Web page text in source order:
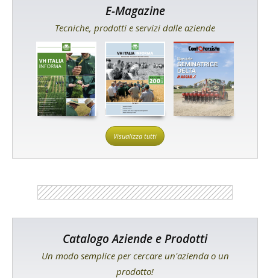
E-Magazine
Tecniche, prodotti e servizi dalle aziende
Visualizza tutti
Catalogo Aziende e Prodotti
Un modo semplice per cercare un'azienda o un
prodotto!